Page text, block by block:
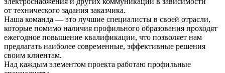
от технического задания заказчика.
Наша команда — это лучшие специалисты в своей отрасли,
которые помимо наличия профильного образования проходят
ежегодное повышение квалификации, что позволяет нам
предлагать наиболее современные, эффективные решения
своим клиентам.
Над каждым элементом проекта работаю профильные